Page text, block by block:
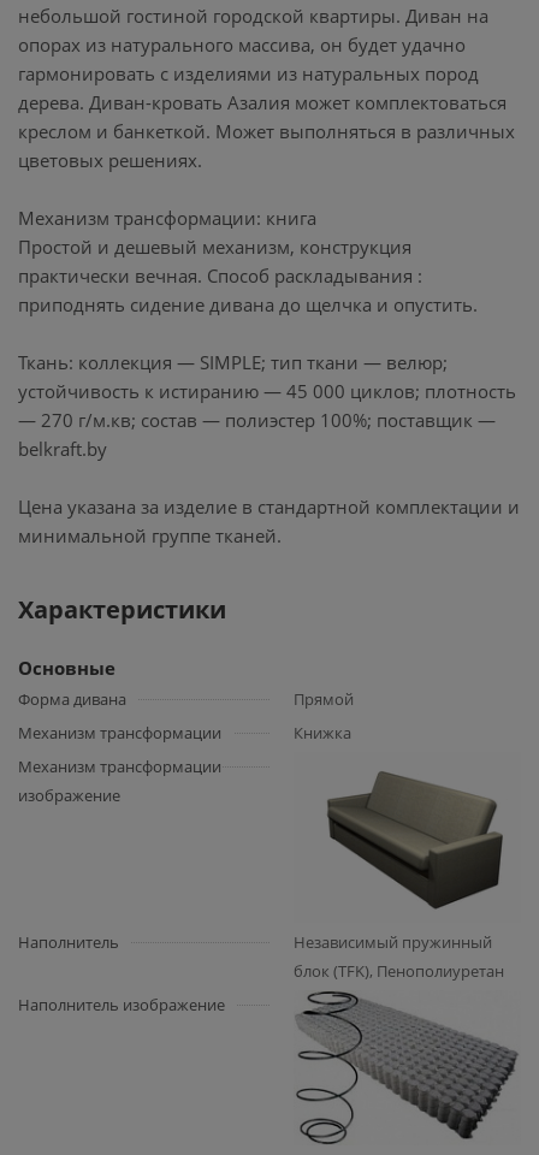
небольшой гостиной городской квартиры. Диван на
опорах из натурального массива, он будет удачно
гармонировать с изделиями из натуральных пород
дерева. Диван-кровать Азалия может комплектоваться
креслом и банкеткой. Может выполняться в различных
цветовых решениях.
Механизм трансформации: книга
Простой и дешевый механизм, конструкция
практически вечная. Способ раскладывания :
приподнять сидение дивана до щелчка и опустить.
Ткань: коллекция — SIMPLE; тип ткани — велюр;
устойчивость к истиранию — 45 000 циклов; плотность
— 270 г/м.кв; состав — полиэстер 100%; поставщик —
belkraft.by
Цена указана за изделие в стандартной комплектации и
минимальной группе тканей.
Характеристики
Основные
Форма дивана
Прямой
Механизм трансформации
Книжка
Механизм трансформации
изображение
Наполнитель
Независимый пружинный
блок (TFK), Пенополиуретан
Наполнитель изображение